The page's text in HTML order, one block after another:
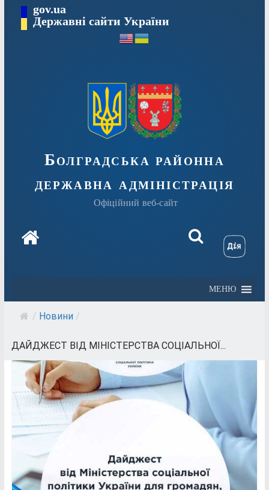
Перейтиgov.ua
Державні сайти України
Болградська районна
державна адміністрація
Офіційний веб-сайт
МЕНЮ
/ Новини /
ДАЙДЖЕСТ ВІД МІНІСТЕРСТВА СОЦІАЛЬНОЇ...